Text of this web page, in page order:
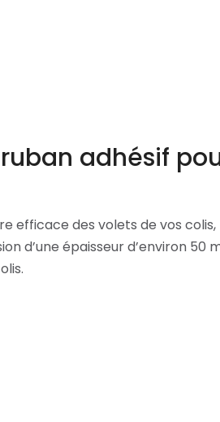
adhésif
efficace des volets de vos colis,
d’une épaisseur d’environ 50